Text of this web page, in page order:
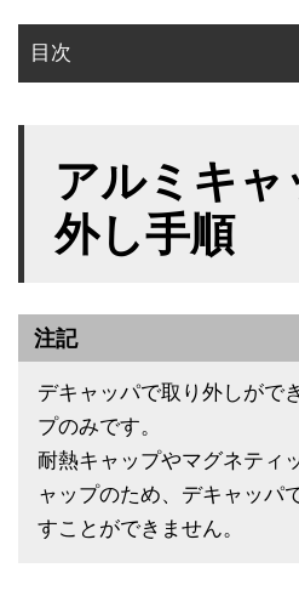
目次
作業手順
アルミキャ
外し手順
注記
デキャッパで取り外しがで
プのみです。
耐熱キャップやマグネティ
ャップのため、デキャッパ
すことができません。